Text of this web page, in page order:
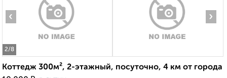
2/8
‹ ›
Коттедж 300м², 2-этажный, посуточно, 4 км от города